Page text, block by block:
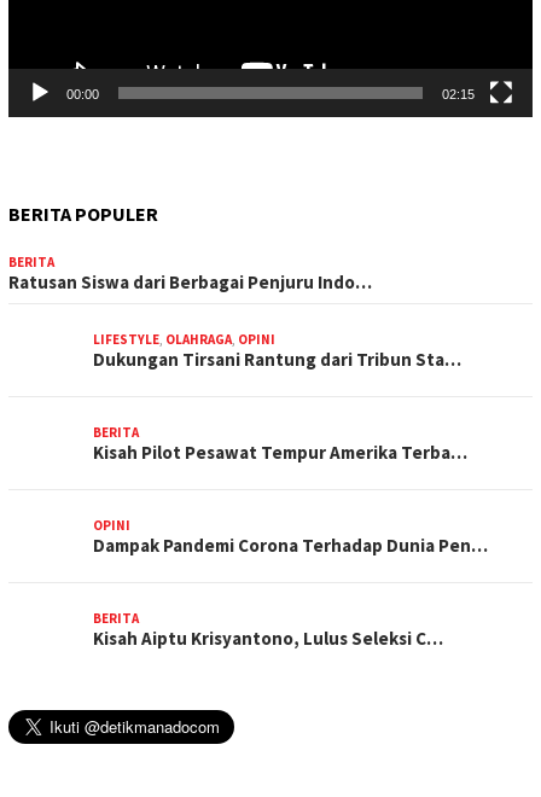
00:00 02:15
BERITA POPULER
BERITA
Ratusan Siswa dari Berbagai Penjuru Indo…
LIFESTYLE, OLAHRAGA, OPINI
Dukungan Tirsani Rantung dari Tribun Sta…
BERITA
Kisah Pilot Pesawat Tempur Amerika Terba…
OPINI
Dampak Pandemi Corona Terhadap Dunia Pen…
BERITA
Kisah Aiptu Krisyantono, Lulus Seleksi C…